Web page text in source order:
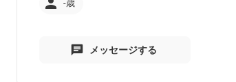
-歳
メッセージする